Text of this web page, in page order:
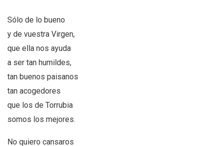
Sólo de lo bueno
y de vuestra Virgen,
que ella nos ayuda
a ser tan humildes,
tan buenos paisanos
tan acogedores
que los de Torrubia
somos los mejores.
No quiero cansaros